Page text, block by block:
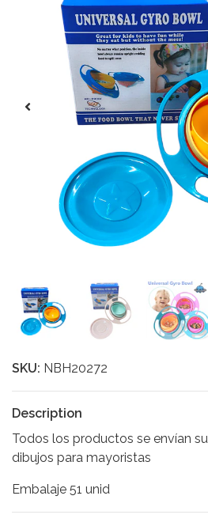
SKU: NBH20272
Description
Todos los productos se envían
dibujos para mayoristas
Embalaje 51 unid